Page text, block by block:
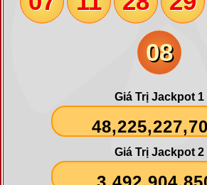
08
Giá Trị Jackpot 1
Giá Trị Jackpot 2